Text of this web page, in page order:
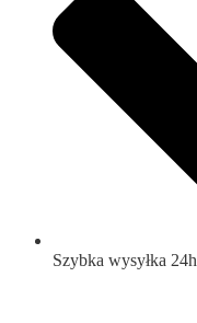
Szybka wysyłka 24h